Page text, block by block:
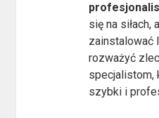
się na siłach,
zainstalować
rozważyć
specjalistom,
szybki i